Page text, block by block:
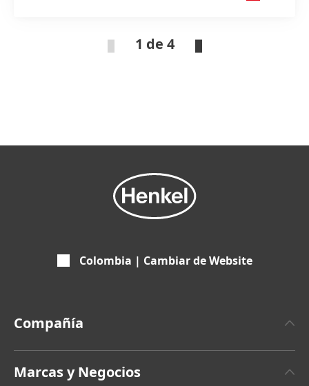
1 de 4
Colombia | Cambiar de Website
Compañía
Marcas y Negocios